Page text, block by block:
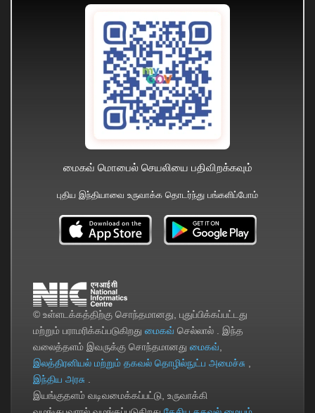
© உள்ளடக்கத்திற்கு சொந்தமானது, புதுப்பிக்கப்பட்டது
மற்றும் பராமரிக்கப்படுகிறது மைகவ் செல்லால் . இந்த
வலைத்தளம் இவருக்கு சொந்தமானது மைகவ்,
இலத்திரனியல் மற்றும் தகவல் தொழில்நுட்ப அமைச்சு ,
இந்திய அரசு .
இயங்குதளம் வடிவமைக்கப்பட்டு, உருவாக்கி
மைகவ் மொபைல் செயலியை பதிவிறக்கவும்
புதிய இந்தியாவை உருவாக்க தொடர்ந்து பங்களிப்போம்